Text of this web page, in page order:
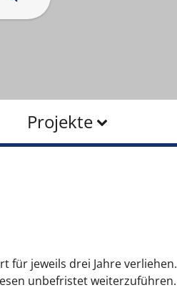
Projekte
für jeweils drei Jahre verliehen.
unbefristet weiterzuführen.